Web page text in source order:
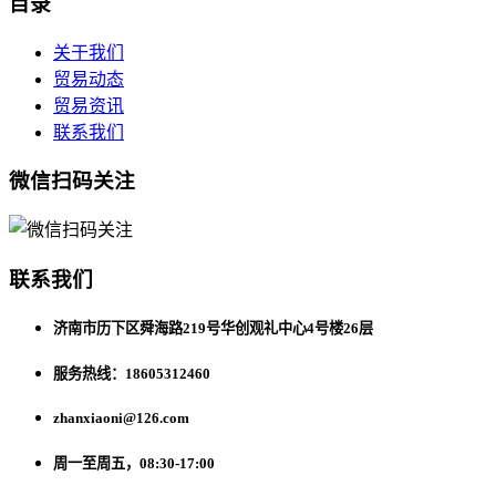
关于我们
贸易动态
贸易资讯
联系我们
微信扫码关注
联系我们
济南市历下区舜海路219号华创观礼中心4号楼26层
服务热线：18605312460
zhanxiaoni@126.com
周一至周五，08:30-17:00